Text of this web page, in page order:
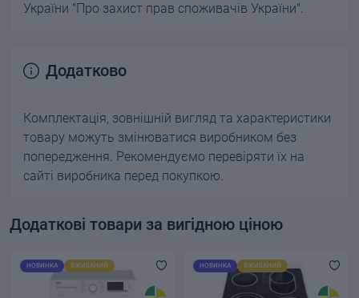
України "Про захист прав споживачів України".
Додатково
Комплектація, зовнішній вигляд та характеристики
товару можуть змінюватися виробником без
попередження. Рекомендуємо перевіряти їх на
сайті виробника перед покупкою.
Додаткові товари за вигідною ціною
НОВИНКА ВЖИВАНИЙ НОВИНКА ВЖИВАНИЙ